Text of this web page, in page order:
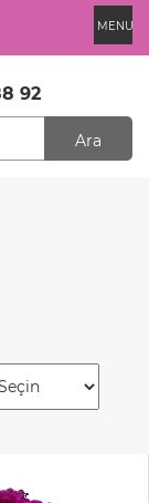
MENU
92
Ara